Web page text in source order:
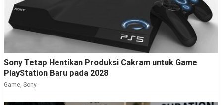
Sony Tetap Hentikan Produksi Cakram untuk Game
PlayStation Baru pada 2028
Game, Sony